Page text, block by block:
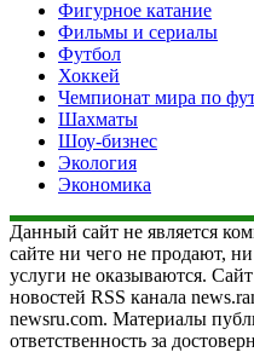
Фигурное катание
Фильмы и сериалы
Футбол
Хоккей
Чемпионат мира по
Шахматы
Шоу-бизнес
Экология
Экономика
Данный сайт не является
сайте ни чего не продают,
услуги не оказываются.
новостей RSS канала
newsru.com. Материалы
ответственность за